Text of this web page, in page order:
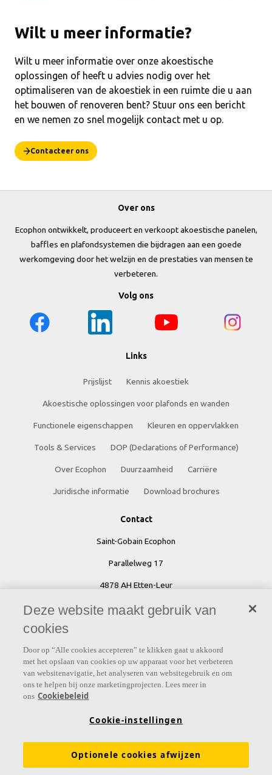
Wilt u meer informatie?
Wilt u meer informatie over onze akoestische
oplossingen of heeft u advies nodig over het
optimaliseren van de akoestiek in een ruimte die u aan
het bouwen of renoveren bent? Stuur ons een bericht
en we nemen zo snel mogelijk contact met u op.
Contacteer ons
Over ons
Ecophon ontwikkelt, produceert en verkoopt akoestische panelen,
baffles en plafondsystemen die bijdragen aan een goede
werkomgeving door het welzijn en de prestaties van mensen te
verbeteren.
Volg ons
Links
Prijslijst Kennis akoestiek
Akoestische oplossingen voor plafonds en wanden
Functionele eigenschappen Kleuren en oppervlakken
Tools & Services DOP (Declarations of Performance)
Over Ecophon Duurzaamheid Carriëre
Juridische informatie Download brochures
Contact
Saint-Gobain Ecophon
Parallelweg 17
4878 AH Etten-Leur
E-mail:info@ecophon.nl
Deze website maakt gebruik van
cookies
Door op “Alle cookies accepteren” te klikken gaat u akkoord
met het opslaan van cookies op uw apparaat voor het verbeteren
van websitenavigatie, het analyseren van websitegebruik en om
ons te helpen bij onze marketingprojecten. Lees meer in
ons Cookiebeleid
Cookie-instellingen
Optionele cookies afwijzen